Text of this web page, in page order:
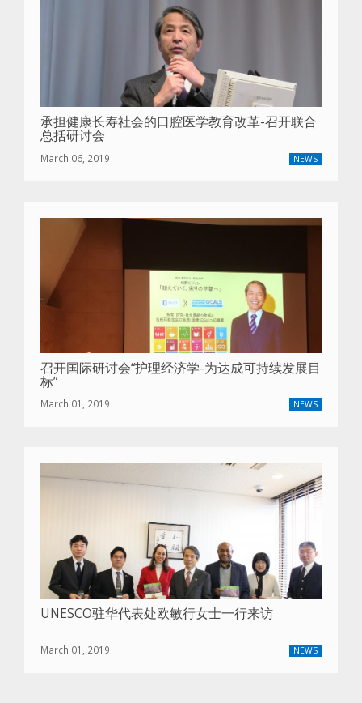
承担健康长寿社会的口腔医学教育改革-召开联合
总括研讨会
NEWS
March 06, 2019
召开国际研讨会“护理经济学-为达成可持续发展目
标”
NEWS
March 01, 2019
UNESCO驻华代表处欧敏行女士一行来访
NEWS
March 01, 2019